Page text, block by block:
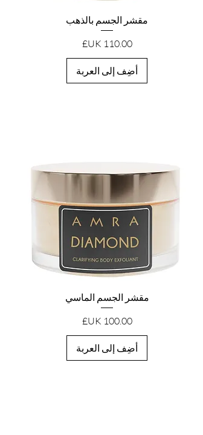
العرض السريع
مقشر الجسم بالذهب
السعر‏110.00 UK£
أضِف إلى العربة
العرض السريع
مقشر الجسم الماسي
السعر‏100.00 UK£
أضِف إلى العربة